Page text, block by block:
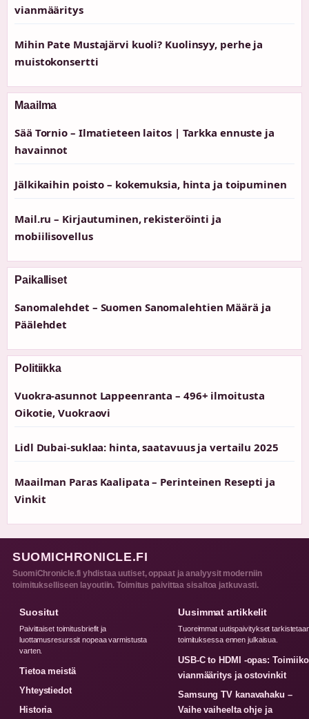
vianmääritys
Mihin Pate Mustajärvi kuoli? Kuolinsyy, perhe ja
muistokonsertti
Maailma
Sää Tornio – Ilmatieteen laitos | Tarkka ennuste ja
havainnot
Jälkikaihin poisto – kokemuksia, hinta ja toipuminen
Mail.ru – Kirjautuminen, rekisteröinti ja
mobiilisovellus
Paikalliset
Sanomalehdet – Suomen Sanomalehtien Määrä ja
Päälehdet
Politiikka
Vuokra-asunnot Lappeenranta – 496+ ilmoitusta
Oikotie, Vuokraovi
Lidl Dubai-suklaa: hinta, saatavuus ja vertailu 2025
Maailman Paras Kaalipata – Perinteinen Resepti ja
Vinkit
SUOMICHRONICLE.FI
SuomiChronicle.fi yhdistaa uutiset, oppaat ja analyysit moderniin
toimitukselliseen layoutiin. Toimitus paivittaa sisaltoa jatkuvasti.
Suositut
Paivittaiset toimitusbriefit ja
luottamusresurssit nopeaa varmistusta
varten.
Tietoa meistä
Yhteystiedot
Historia
Uusimmat artikkelit
Tuoreimmat uutispaivitykset
toimituksessa ennen julkaisua.
USB-C to HDMI -opas:
vianmääritys ja ostovinkit
Samsung TV kanavahaku –
Vaihe vaiheelta ohje ja